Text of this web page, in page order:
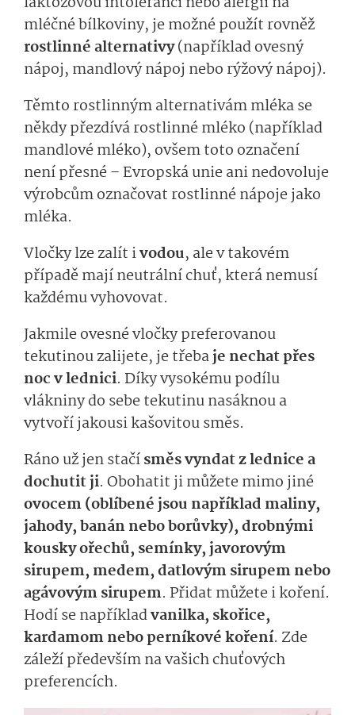
mléčné bílkoviny, je možné použít rovněž
rostlinné alternativy(například ovesný
nápoj, mandlový nápoj nebo rýžový nápoj).
Těmto rostlinným alternativám mléka se
někdy přezdívá rostlinné mléko (například
mandlové mléko), ovšem toto označení
není přesné – Evropská unie ani nedovoluje
výrobcům označovat rostlinné nápoje jako
mléka.
Vločky lze zalít ivodou, ale v takovém
případě mají neutrální chuť, která nemusí
každému vyhovovat.
Jakmile ovesné vločky preferovanou
tekutinou zalijete, je třebaje nechat přes
noc v lednici. Díky vysokému podílu
vlákniny do sebe tekutinu nasáknou a
vytvoří jakousi kašovitou směs.
Ráno už jen stačísměs vyndat z lednice a
dochutit ji. Obohatit ji můžete mimo jiné
ovocem (oblíbené jsou například maliny,
jahody, banán nebo borůvky), drobnými
kousky ořechů, semínky, javorovým
sirupem, medem, datlovým sirupem nebo
agávovým sirupem. Přidat můžete i koření.
Hodí se napříkladvanilka, skořice,
kardamom nebo perníkové koření. Zde
záleží především na vašich chuťových
preferencích.